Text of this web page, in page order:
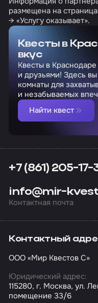
размещена на
→ «Услугу оказывает».
Квесты в
вкус
Квесты в
и друзьями! Здесь
комнаты для
и незабываемых
Найти квест
+7 (861) 205-17-
info@mir-
Контактная почта
Контактный
ООО «Мир Квестов С»
Юридический адрес:
115280, г. Москва, ул.
помещение 33/6